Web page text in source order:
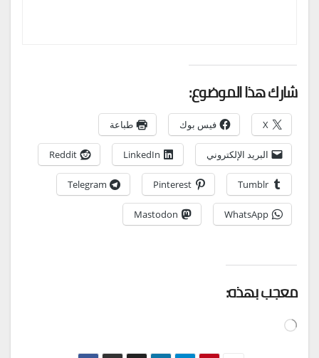
شارك هذا الموضوع:
X فيس بوك طباعة
البريد الإلكتروني LinkedIn
Reddit
Tumblr
Pinterest
Telegram
WhatsApp
Mastodon
معجب بهذه:
جاري